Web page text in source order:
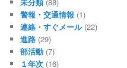
警報・交通情報 (1)
連絡・すぐメール(22)
進路 (29)
部活動 (7)
１年次 (16)